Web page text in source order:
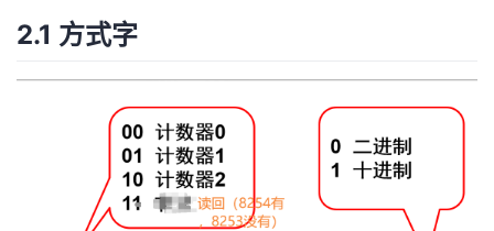
2.1 方式字